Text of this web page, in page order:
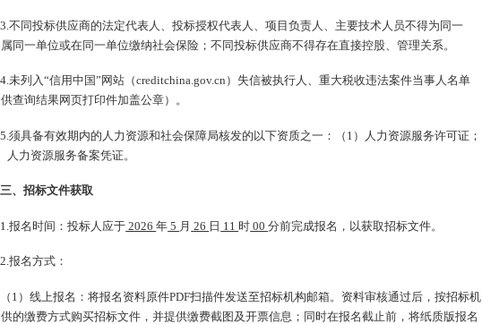
3.不同投标供应商的法定代表人、投标授权代表人、项目负责人、主要技术人员不得为同一
属同一单位或在同一单位缴纳社会保险；不同投标供应商不得存在直接控股、管理关系。
4.未列入“信用中国”网站（creditchina.gov.cn）失信被执行人、重大税收违法案件当事人名单
供查询结果网页打印件加盖公章）。
5.须具备有效期内的人力资源和社会保障局核发的以下资质之一：（1）人力资源服务许可证；
人力资源服务备案凭证。
三、招标文件获取
1.报名时间：投标人应于 2026年 5 月 26 日 11 时 00分前完成报名，以获取招标文件。
2.报名方式：
（1）线上报名：将报名资料原件PDF扫描件发送至招标机构邮箱。资料审核通过后，按招标机
的缴费方式购买招标文件，并提供缴费截图及开票信息；同时在报名截止前，将纸质版报名